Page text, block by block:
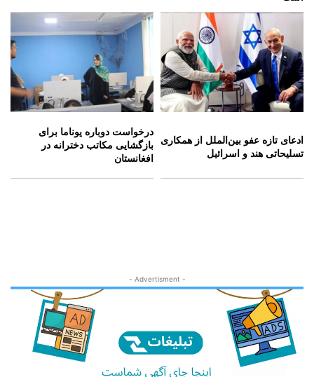
ادعای تازه عفو بین‌الملل از همکاری
تسلیحاتی هند و اسرائیل
درخواست دوباره یوناما برای
بازگشایی مکاتب دخترانه در
افغانستان
- Advertisment -